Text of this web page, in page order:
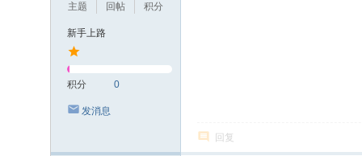
主题
回帖
积分
新手上路
积分 0
发消息
回复